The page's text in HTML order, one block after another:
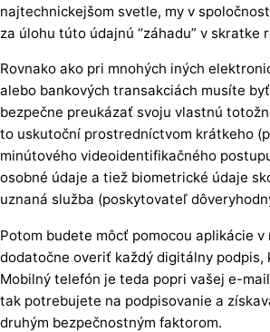
najtechnickejšom svetle, my v
za úlohu túto údajnú “záhadu” v skratke
Rovnako ako pri mnohých iných
alebo bankových transakciách musíte
bezpečne preukázať svoju vlastnú
to uskutoční prostredníctvom krátkeho
minútového videoidentifikačného
osobné údaje a tiež biometrické údaje
uznaná služba (poskytovateľ
Potom budete môcť pomocou aplikácie
dodatočne overiť každý digitálny podpis,
Mobilný telefón je teda popri vašej e-
tak potrebujete na podpisovanie a
druhým bezpečnostným faktorom.